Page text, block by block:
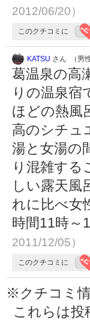
2012/06/20）
このクチコミに
KATSU さん （男
葛温泉の高
りの温泉宿
ほどの熱風
高のシチュ
湯と女湯の
り混雑する
しい露天風
れに比べ女
時間11時～
2011/12/05）
このクチコミに
※クチコミ
これらは投